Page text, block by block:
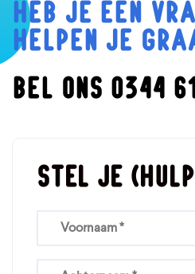
HEB JE EEN
HELPEN JE
BEL ONS 0344
Stel je